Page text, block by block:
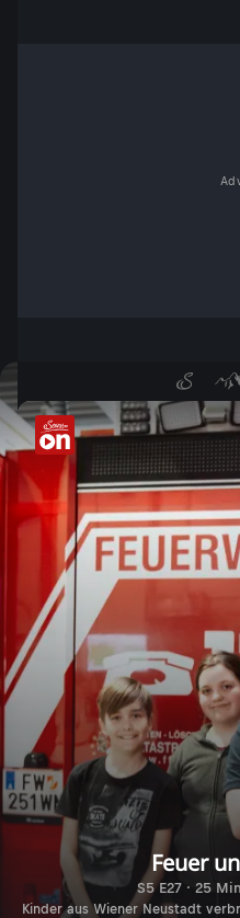
Feuer und
Feuer
S5 E27 · 25
Kinder aus Wiener Neustadt